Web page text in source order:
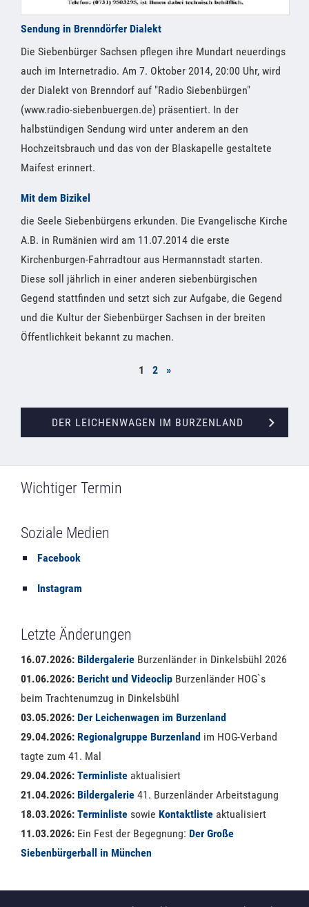
Sendung in Brenndörfer Dialekt
Die Siebenbürger Sachsen pflegen ihre Mundart neuerdings
auch im Internetradio. Am 7. Oktober 2014, 20:00 Uhr, wird
der Dialekt von Brenndorf auf "Radio Siebenbürgen"
(www.radio-siebenbuergen.de) präsentiert. In der
halbstündigen Sendung wird unter anderem an den
Hochzeitsbrauch und das von der Blaskapelle gestaltete
Maifest erinnert.
Mit dem Bizikel
die Seele Siebenbürgens erkunden. Die Evangelische Kirche
A.B. in Rumänien wird am 11.07.2014 die erste
Kirchenburgen-Fahrradtour aus Hermannstadt starten.
Diese soll jährlich in einer anderen siebenbürgischen
Gegend stattfinden und setzt sich zur Aufgabe, die Gegend
und die Kultur der Siebenbürger Sachsen in der breiten
Öffentlichkeit bekannt zu machen.
1 2 »
DER LEICHENWAGEN IM BURZENLAND
Wichtiger Termin
Soziale Medien
Facebook
Instagram
Letzte Änderungen
16.07.2026: Bildergalerie Burzenländer in Dinkelsbühl 2026
01.06.2026: Bericht und Videoclip Burzenländer HOG`s
beim Trachtenumzug in Dinkelsbühl
03.05.2026: Der Leichenwagen im Burzenland
29.04.2026: Regionalgruppe Burzenland im HOG-Verband
tagte zum 41. Mal
29.04.2026: Terminliste aktualisiert
21.04.2026: Bildergalerie 41. Burzenländer Arbeitstagung
18.03.2026: Terminliste sowie Kontaktliste aktualisiert
11.03.2026: Ein Fest der Begegnung: Der Große
Siebenbürgerball in München